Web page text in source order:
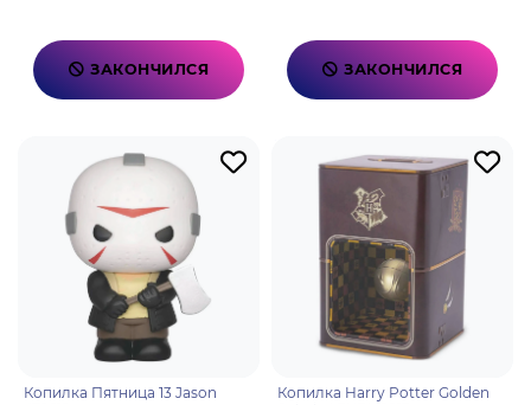
ЗАКОНЧИЛСЯ ЗАКОНЧИЛСЯ
Копилка Пятница 13 Jason
Копилка Harry Potter Golden